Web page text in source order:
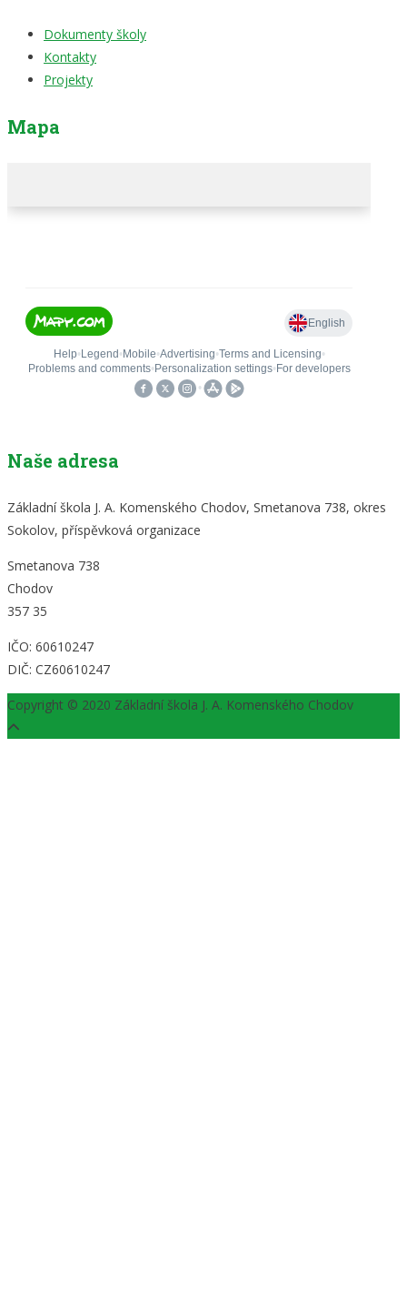
Dokumenty školy
Kontakty
Projekty
Mapa
Naše adresa
Základní škola J. A. Komenského Chodov, Smetanova 738, okres
Sokolov, příspěvková organizace
Smetanova 738
Chodov
357 35
IČO: 60610247
DIČ: CZ60610247
Copyright © 2020 Základní škola J. A. Komenského Chodov